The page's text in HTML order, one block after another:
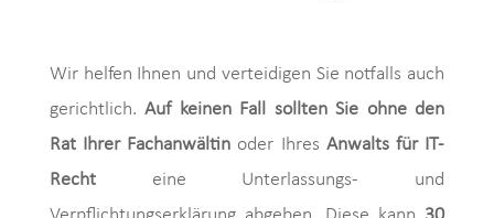
Wir helfen Ihnen und verteidigen Sie notfalls auch
gerichtlich.Auf keinen Fall sollten Sie ohne den
Rat Ihrer Fachanwältin oder Ihres Anwalts für IT-
Rechteine Unterlassungs- und